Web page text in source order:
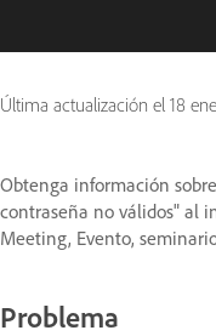
Última actualización el 18
Obtenga información
contraseña no válidos" al
Meeting, Evento,
Problema